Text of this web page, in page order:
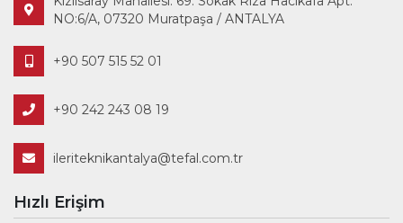
NO:6/A, 07320 Muratpaşa / ANTALYA
+90 507 515 52 01
+90 242 243 08 19
ileriteknikantalya@tefal.com.tr
Hızlı Erişim